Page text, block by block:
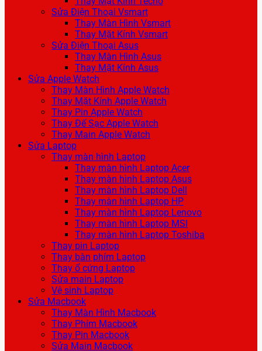
Sửa Điện Thoại Vsmart
Thay Màn Hình Vsmart
Thay Mặt Kính Vsmart
Sửa Điện Thoại Asus
Thay Màn Hình Asus
Thay Mặt Kính Asus
Sửa Apple Watch
Thay Màn Hình Apple Watch
Thay Mặt Kính Apple Watch
Thay Pin Apple Watch
Thay Đế Sạc Apple Watch
Thay Main Apple Watch
Sửa Laptop
Thay màn hình Laptop
Thay màn hình Laptop Acer
Thay màn hình Laptop Asus
Thay màn hình Laptop Dell
Thay màn hình Laptop HP
Thay màn hình Laptop Lenovo
Thay màn hình Laptop MSI
Thay màn hình Laptop Toshiba
Thay pin Laptop
Thay bàn phím Laptop
Thay ổ cứng Laptop
Sửa main Laptop
Vệ sinh Laptop
Sửa Macbook
Thay Màn Hình Macbook
Thay Phím Macbook
Thay Pin Macbook
Sửa Main Macbook